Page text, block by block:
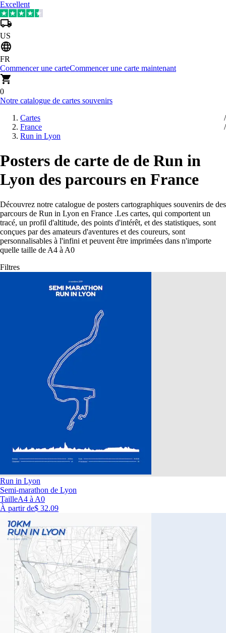
Excellent
US
FR
Commencer une carteCommencer une carte maintenant
0
Notre catalogue de cartes souvenirs
Cartes
France
Run in Lyon
Posters de carte de de Run in
Lyon des parcours en France
Découvrez notre catalogue de posters cartographiques souvenirs de des
parcours de Run in Lyon en France .Les cartes, qui comportent un
tracé, un profil d'altitude, des points d'intérêt, et des statistiques, sont
conçues par des amateurs d'aventures et des coureurs, sont
personnalisables à l'infini et peuvent être imprimées dans n'importe
quelle taille de A4 à A0
Filtres
Run in Lyon
Semi-marathon de Lyon
TailleA4 à A0
À partir de$ 32.09